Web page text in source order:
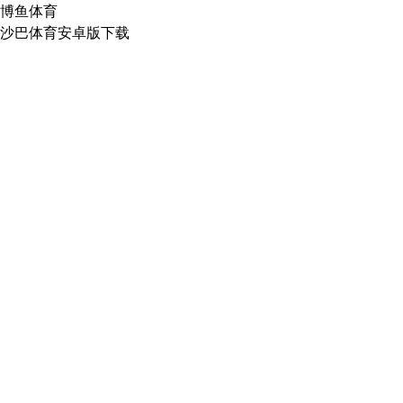
博鱼体育
沙巴体育安卓版下载